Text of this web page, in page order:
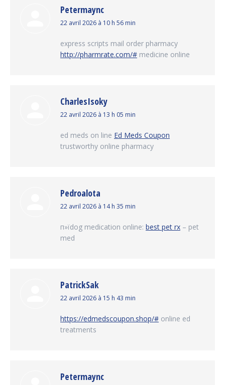
Petermaync
dit
22 avril 2026 à 10 h 56 min
express scripts mail order pharmacy
http://pharmrate.com/# medicine online
CharlesIsoky
dit
22 avril 2026 à 13 h 05 min
ed meds on line Ed Meds Coupon
trustworthy online pharmacy
Pedroalota
dit
22 avril 2026 à 14 h 35 min
п»їdog medication online: best pet rx – pet
med
PatrickSak
dit
22 avril 2026 à 15 h 43 min
https://edmedscoupon.shop/# online ed
treatments
Petermaync